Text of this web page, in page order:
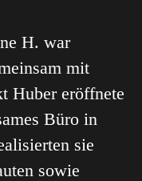
H. war
mit
Huber eröffnete
Büro in
sie
sowie